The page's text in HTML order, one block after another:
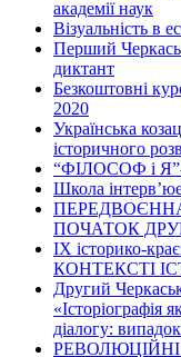
академії наук
Візуальність в
Перший
диктант
Безкоштовні
2020
Українська
історичного
“ФІЛОСОФ і
Школа
ПОЧАТОК
ІХ історико-
КОНТЕКСТІ
Другий
«Історіографія
діалогу: